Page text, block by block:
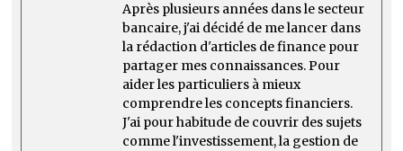
Après plusieurs années dans le secteur
bancaire, j'ai décidé de me lancer dans
la rédaction d'articles de finance pour
partager mes connaissances. Pour
aider les particuliers à mieux
comprendre les concepts financiers.
J'ai pour habitude de couvrir des sujets
comme l'investissement, la gestion de